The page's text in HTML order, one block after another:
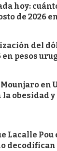
hoy:
de 2026
del
en pesos
Mounjaro en
obesidad y
Lacalle Pou
decodifican